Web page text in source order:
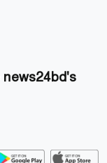
news24bd's